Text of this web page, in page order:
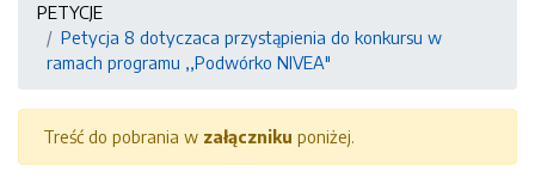
PETYCJE
Petycja 8 dotyczaca przystąpienia do konkursu w
ramach programu ,,Podwórko NIVEA"
Treść do pobrania w załączniku poniżej.